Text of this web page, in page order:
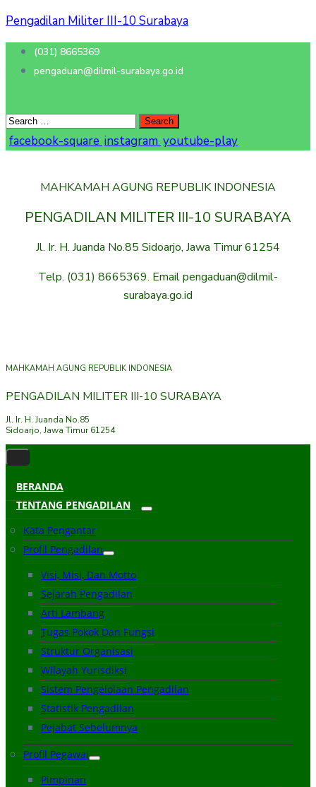
Pengadilan Militer III-10 Surabaya
(031) 8665369
pengaduan@dilmil-surabaya.go.id
facebook-square instagram youtube-play
MAHKAMAH AGUNG REPUBLIK INDONESIA
PENGADILAN MILITER III-10 SURABAYA
Jl. Ir. H. Juanda No.85 Sidoarjo, Jawa Timur 61254
Telp. (031) 8665369. Email pengaduan@dilmil-
surabaya.go.id
MAHKAMAH AGUNG REPUBLIK INDONESIA
PENGADILAN MILITER III-10 SURABAYA
Jl. Ir. H. Juanda No.85
Sidoarjo, Jawa Timur 61254
BERANDA
TENTANG PENGADILAN
Kata Pengantar
Profil Pengadilan
Visi, Misi, Dan Motto
Sejarah Pengadilan
Arti Lambang
Tugas Pokok Dan Fungsi
Struktur Organisasi
Wilayah Yurisdiksi
Sistem Pengelolaan Pengadilan
Statistik Pengadilan
Pejabat Sebelumnya
Profil Pegawai
Pimpinan